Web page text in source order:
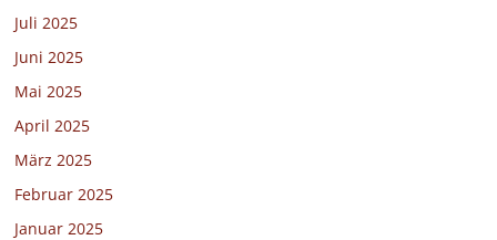
Juli 2025
Juni 2025
Mai 2025
April 2025
März 2025
Februar 2025
Januar 2025